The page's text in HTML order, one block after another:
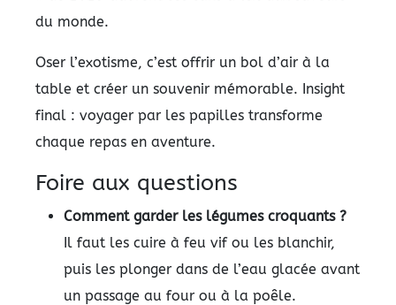
du monde.
Oser l’exotisme, c’est offrir un bol d’air à la
table et créer un souvenir mémorable. Insight
final : voyager par les papilles transforme
chaque repas en aventure.
Foire aux questions
Comment garder les légumes croquants ?
Il faut les cuire à feu vif ou les blanchir,
puis les plonger dans de l’eau glacée avant
un passage au four ou à la poêle.